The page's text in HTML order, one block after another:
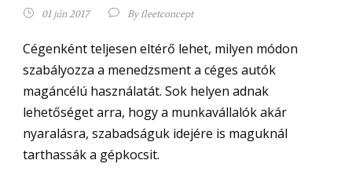
01 jún 2017 Byfleetconcept
Cégenként teljesen eltérő lehet, milyen módon
szabályozza a menedzsment a céges autók
magáncélú használatát. Sok helyen adnak
lehetőséget arra, hogy a munkavállalók akár
nyaralásra, szabadságuk idejére is maguknál
tarthassák a gépkocsit.